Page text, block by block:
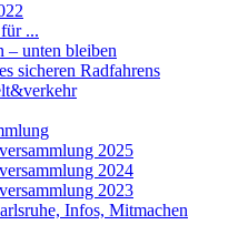
...
– unten bleiben
sicheren Radfahrens
2025
2024
2023
Infos, Mitmachen